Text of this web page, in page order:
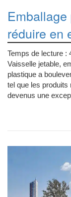
réduire en
Temps de lecture :
Vaisselle jetable,
plastique a
tel que les produits
devenus une